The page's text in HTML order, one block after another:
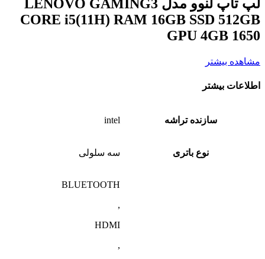
لپ تاپ لنوو مدل LENOVO GAMING3
CORE i5(11H) RAM 16GB SSD 512GB
GPU 4GB 1650
مشاهده بیشتر
اطلاعات بیشتر
سازنده تراشه intel
نوع باتری سه سلولی
BLUETOOTH
,
HDMI
,